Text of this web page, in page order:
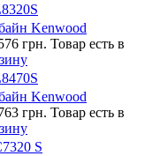
Kenwood
грн. Товар есть в
Kenwood
грн. Товар есть в
S